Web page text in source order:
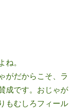
ね。
がだからこそ、ラ
成です。おじゃが
もむしろフィール